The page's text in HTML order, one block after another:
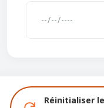
Réinitialiser